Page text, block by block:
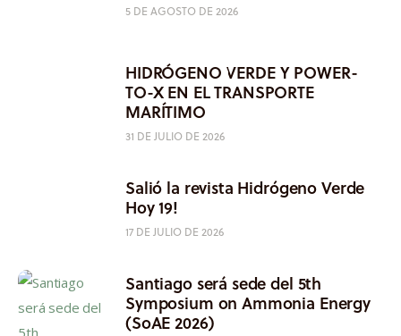
5 DE AGOSTO DE 2026
HIDRÓGENO VERDE Y POWER-
TO-X EN EL TRANSPORTE
MARÍTIMO
31 DE JULIO DE 2026
Salió la revista Hidrógeno Verde
Hoy 19!
17 DE JULIO DE 2026
Santiago será sede del 5th
Symposium on Ammonia Energy
(SoAE 2026)